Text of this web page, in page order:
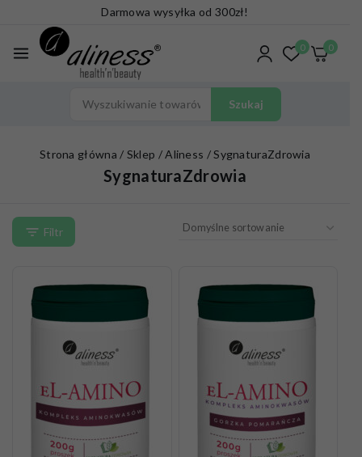
Darmowa wysyłka od 300zł!
0 0
Szukaj
Strona główna / Sklep /Aliness /SygnaturaZdrowia
SygnaturaZdrowia
Filtr